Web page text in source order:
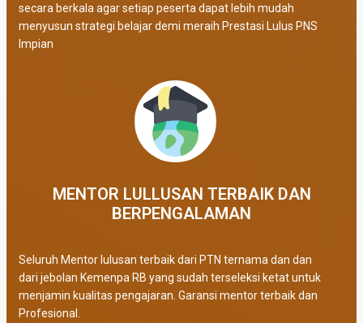
secara berkala agar setiap peserta dapat lebih mudah
menyusun strategi belajar demi meraih Prestasi Lulus PNS
Impian
MENTOR LULLUSAN TERBAIK DAN
BERPENGALAMAN
Seluruh Mentor lulusan terbaik dari PTN ternama dan dan
dari jebolan Kemenpa RB yang sudah terseleksi ketat untuk
menjamin kualitas pengajaran. Garansi mentor terbaik dan
Profesional.